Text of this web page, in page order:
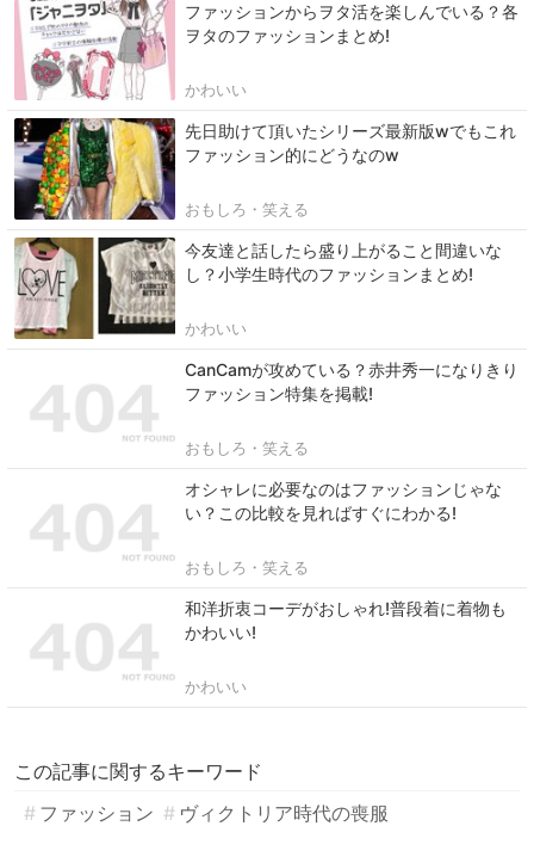
ファッションからヲタ活を楽しんでいる？各
ヲタのファッションまとめ!
かわいい
先日助けて頂いたシリーズ最新版wでもこれ
ファッション的にどうなのw
おもしろ・笑える
今友達と話したら盛り上がること間違いな
し？小学生時代のファッションまとめ!
かわいい
CanCamが攻めている？赤井秀一になりきり
ファッション特集を掲載!
おもしろ・笑える
オシャレに必要なのはファッションじゃな
い？この比較を見ればすぐにわかる!
おもしろ・笑える
和洋折衷コーデがおしゃれ!普段着に着物も
かわいい!
かわいい
この記事に関するキーワード
ファッション
ヴィクトリア時代の喪服